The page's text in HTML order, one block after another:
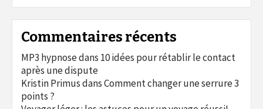
Commentaires récents
MP3 hypnosedans 10 idées pour rétablir le contact
après une dispute
Kristin PrimusdansComment changer une serrure 3
points ?